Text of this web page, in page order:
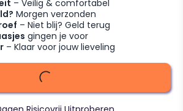
– Veilig & comfortabel
Morgen verzonden
– Niet blij? Geld terug
gingen je voor
– Klaar voor jouw lieveling